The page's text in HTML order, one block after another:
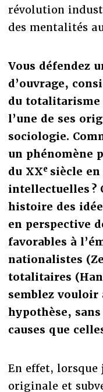
révolution
des mentalités
Vous défendez
d’ouvrage,
du totalitarisme
l’une de ses
sociologie.
un phénomène
du XXe siècle
intellectuelles ?
histoire des
en perspective
favorables à
nationalistes
totalitaires
semblez
hypothèse,
causes que
En effet, lorsque
originale et